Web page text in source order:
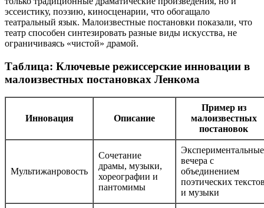
эссеистику, поэзию, киносценарии, что обогащало
театральный язык. Малоизвестные постановки показали, что
театр способен синтезировать разные виды искусства, не
ограничиваясь «чистой» драмой.
Таблица: Ключевые режиссерские инновации в
малоизвестных постановках Ленкома
Инновация Описание
Пример из
малоизвестных
постановок
Мультижанровость
Сочетание
драмы, музыки,
хореографии и
пантомимы
Экспериментальные
вечера с
объединением
поэтических
и музыки